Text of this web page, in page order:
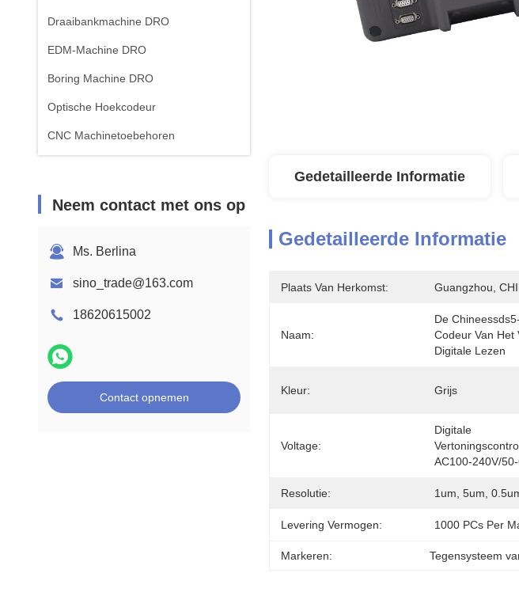
Draaibankmachine DRO
EDM-Machine DRO
Boring Machine DRO
Optische Hoekcodeur
CNC Machinetoebehoren
Neem contact met ons op
Ms. Berlina
sino_trade@163.com
18620615002
Contact opnemen
Gedetailleerde Informatie
Gedetailleerde Informatie
Plaats Van Herkomst: Guangzhou,
Naam:
De
Codeur Van Het
Digitale Lezen
Kleur: Grijs
Voltage:
Digitale
AC100-240V/
Resolutie: 1um, 5um,
Levering Vermogen: 1000 PCs Per
Markeren: Tegensysteem